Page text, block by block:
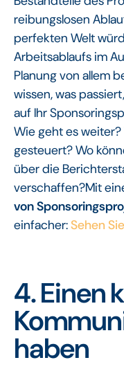
reibungslosen
perfekten Welt
Arbeitsablaufs im
Planung von allem
wissen, was
auf Ihr
Wie geht es
gesteuert? Wo
über die
verschaffen?Mit
von
einfacher:Sehen
4. Einen
haben